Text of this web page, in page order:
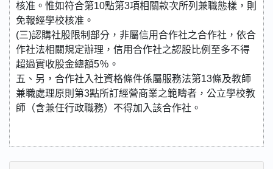
核准。惟如符合第10點第3項相關款次所列兼職態樣，則
免報經學校核准。
(三)認購社股限制部分，非屬信用合作社之合作社，依合
作社法相關規定辦理，信用合作社之認股比例至多不得
超過實收股金總額5％。
五、另，合作社入社資格條件係屬服務法第13條及教師
兼職處理原則第3點所訂經營商業之範疇者，公立學校教
師（含兼任行政職務）不得加入該合作社。